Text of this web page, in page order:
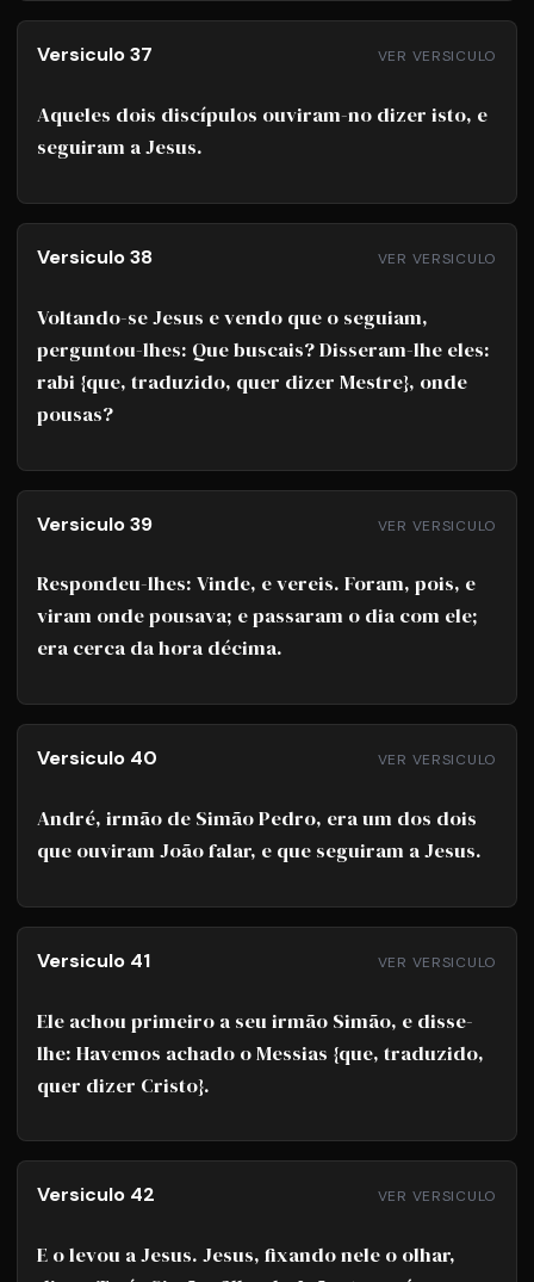
Versiculo 37 VER VERSICULO
Aqueles dois discípulos ouviram-no dizer isto, e
seguiram a Jesus.
Versiculo 38 VER VERSICULO
Voltando-se Jesus e vendo que o seguiam,
perguntou-lhes: Que buscais? Disseram-lhe eles:
rabi {que, traduzido, quer dizer Mestre}, onde
pousas?
Versiculo 39 VER VERSICULO
Respondeu-lhes: Vinde, e vereis. Foram, pois, e
viram onde pousava; e passaram o dia com ele;
era cerca da hora décima.
Versiculo 40 VER VERSICULO
André, irmão de Simão Pedro, era um dos dois
que ouviram João falar, e que seguiram a Jesus.
Versiculo 41 VER VERSICULO
Ele achou primeiro a seu irmão Simão, e disse-
lhe: Havemos achado o Messias {que, traduzido,
quer dizer Cristo}.
Versiculo 42 VER VERSICULO
E o levou a Jesus. Jesus, fixando nele o olhar,